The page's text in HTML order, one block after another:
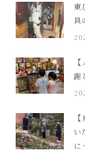
東
具
謝
い
に